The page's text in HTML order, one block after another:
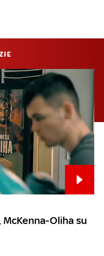
McKenna-Oliha su